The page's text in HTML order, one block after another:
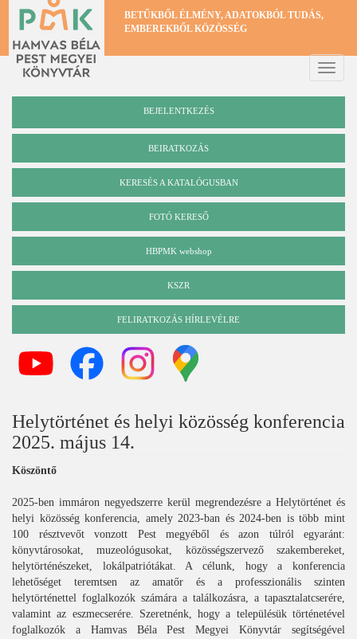
Ugrás
tartalomra
BETŰKBŐL ÉLMÉNY, ADATOKBÓL TUDÁS,
EMBEREKBŐL KÖZÖSSÉG
Toggle
BEJELENTKEZÉS
BEIRATKOZÁS
Katalógus
KERESÉS A KATALÓGUSBAN
FOTÓ KERESŐ
HBPMK webshop
KSZR
FELIRATKOZÁS HÍRLEVÉLRE
Helytörténet és helyi közösség konferencia
2025. május 14.
Köszöntő
2025-ben immáron negyedszerre kerül megrendezésre a Helytörténet és
helyi közösség konferencia, amely 2023-ban és 2024-ben is több mint
100 résztvevőt vonzott Pest megyéből és azon túlról egyaránt:
könyvtárosokat, muzeológusokat, közösségszervező szakembereket,
helytörténészeket, lokálpatriótákat. A célunk, hogy a konferencia
lehetőséget teremtsen az amatőr és a professzionális szinten
helytörténettel foglalkozók számára a találkozásra, a tapasztalatcserére,
valamint az eszmecserére. Szeretnénk, hogy a településük történetével
foglalkozók a Hamvas Béla Pest Megyei Könyvtár segítségével